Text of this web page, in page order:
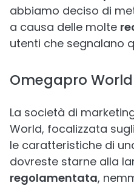
abbiamo deciso di
a causa delle molte
utenti che segnalano
Omegapro World
La società di
World, focalizzata
le caratteristiche di
dovreste starne alla
regolamentata,